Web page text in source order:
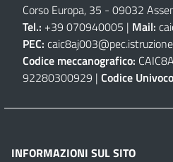
Corso Europa, 35 - 09032
Tel.: +39 070940005 | Mail:
PEC:
Codice meccanografico:
92280300929 | Codice
INFORMAZIONI SUL SITO